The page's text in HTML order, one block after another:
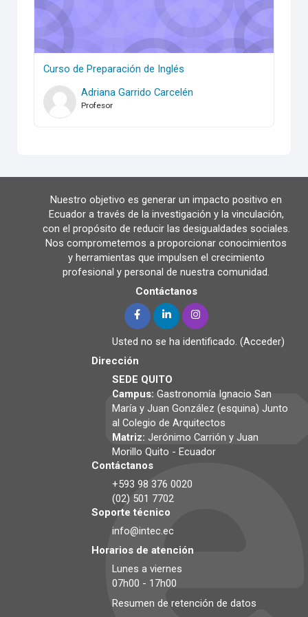
Curso de Preparación de Inglés
Adriana Garrido Carcelén
Profesor
Nuestro objetivo es generar un impacto positivo en
Ecuador a través de la investigación y la vinculación,
con el propósito de reducir las desigualdades sociales.
Nos comprometemos a proporcionar conocimientos
y herramientas que impulsen el crecimiento
profesional y personal de nuestra comunidad.
Contáctanos
Usted no se ha identificado. (Acceder)
Dirección
SEDE QUITO
Campus: GastronomíaIgnacio San
María y Juan González (esquina) Junto
al Colegio de Arquitectos
Matriz: Jerónimo Carrión y Juan
Morillo Quito - Ecuador
Contáctanos
+593 98 376 0020
(02) 501 7702
Soporte técnico
info@intec.ec
Horarios de atención
Lunes a viernes
07h00 - 17h00
Resumen de retención de datos